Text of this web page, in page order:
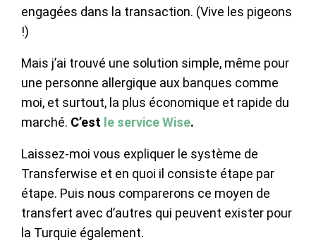
engagées dans la transaction. (Vive les pigeons
!)
Mais j’ai trouvé une solution simple, même pour
une personne allergique aux banques comme
moi, et surtout, la plus économique et rapide du
marché. C’est le service Wise.
Laissez-moi vous expliquer le système de
Transferwise et en quoi il consiste étape par
étape. Puis nous comparerons ce moyen de
transfert avec d’autres qui peuvent exister pour
la Turquie également.